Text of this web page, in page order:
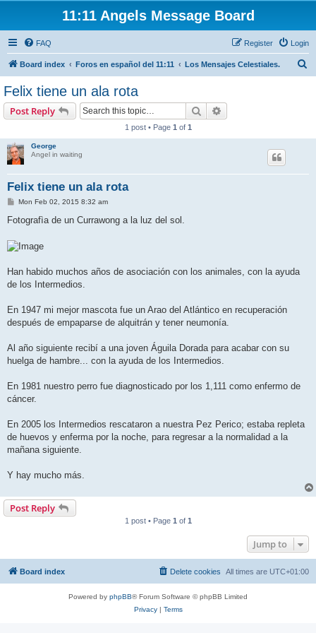
11:11 Angels Message Board
FAQ Login
Register
Board index Foros en español del 11:11 Los Mensajes Celestiales.
Felix tiene un ala rota
Post Reply Search
1 post • Page 1 of 1
George
Angel in waiting
Felix tiene un ala rota
P
s
Mon Feb 02, 2015 8:32 am
Fotografìa de un Currawong a la luz del sol.
Han habido muchos años de asociación con los animales, con la ayuda
de los Intermedios.
En 1947 mi mejor mascota fue un Arao del Atlántico en recuperación
después de empaparse de alquitrán y tener neumonía.
Al año siguiente recibí a una joven Águila Dorada para acabar con su
huelga de hambre... con la ayuda de los Intermedios.
En 1981 nuestro perro fue diagnosticado por los 1,111 como enfermo de
cáncer.
En 2005 los Intermedios rescataron a nuestra Pez Perico; estaba repleta
de huevos y enferma por la noche, para regresar a la normalidad a la
mañana siguiente.
Y hay mucho más.
Post Reply
1 post • Page 1 of 1
Jump to
Board index All times are UTC+01:00
Delete cookies
Powered by phpBB® Forum Software © phpBB Limited
Privacy| Terms